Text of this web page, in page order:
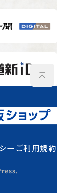
ー ご利用規約